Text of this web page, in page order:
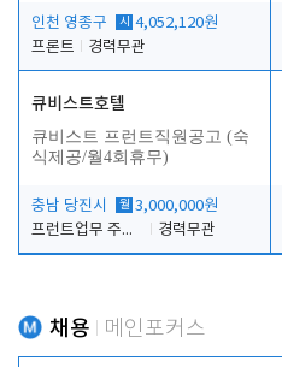
인천 영종구 시 4,052,120원
프론트
경력무관
큐비스트호텔
큐비스트 프런트직원공고 (숙
식제공/월4회휴무)
충남 당진시 월 3,000,000원
프런트업무 주간, 야간
경력무관
채용 메인포커스